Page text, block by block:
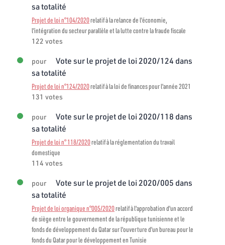
sa totalité
Projet de loi n°104/2020relatif à la relance de l'économie,
l'intégration du secteur parallèle et la lutte contre la fraude fiscale
122 votes
pour
Vote sur le projet de loi 2020/124 dans
sa totalité
Projet de loi n°124/2020relatif à la loi de finances pour l'année 2021
131 votes
pour
Vote sur le projet de loi 2020/118 dans
sa totalité
Projet de loi n° 118/2020relatif à la réglementation du travail
domestique
114 votes
pour
Vote sur le projet de loi 2020/005 dans
sa totalité
Projet de loi organique n°005/2020relatif à l'approbation d'un accord
de siège entre le gouvernement de la république tunisienne et le
fonds de développement du Qatar sur l'ouverture d'un bureau pour le
fonds du Qatar pour le développement en Tunisie